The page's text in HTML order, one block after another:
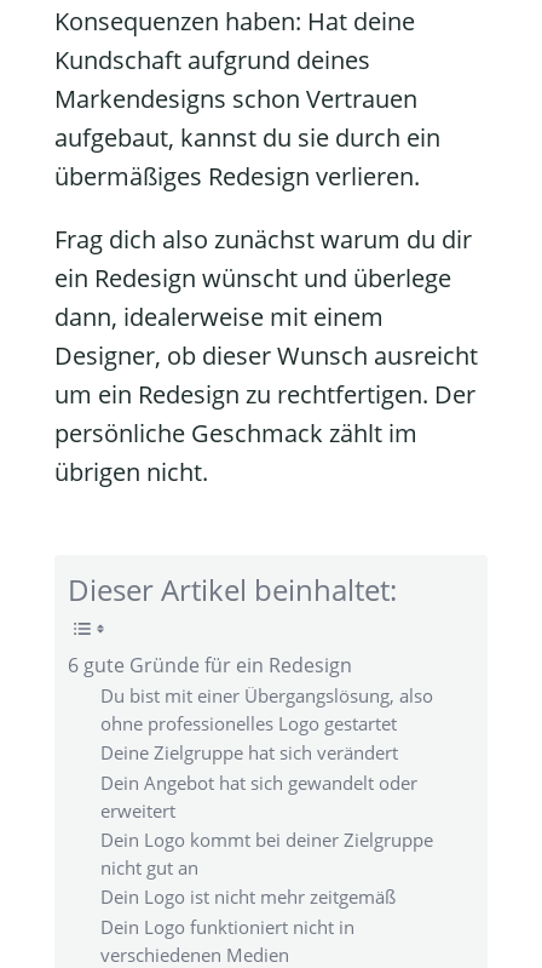
Konsequenzen haben: Hat deine
Kundschaft aufgrund deines
Markendesigns schon Vertrauen
aufgebaut, kannst du sie durch ein
übermäßiges Redesign verlieren.
Frag dich also zunächst warum du dir
ein Redesign wünscht und überlege
dann, idealerweise mit einem
Designer, ob dieser Wunsch ausreicht
um ein Redesign zu rechtfertigen. Der
persönliche Geschmack zählt im
übrigen nicht.
Dieser Artikel beinhaltet:
6 gute Gründe für ein Redesign
Du bist mit einer Übergangslösung, also
ohne professionelles Logo gestartet
Deine Zielgruppe hat sich verändert
Dein Angebot hat sich gewandelt oder
erweitert
Dein Logo kommt bei deiner Zielgruppe
nicht gut an
Dein Logo ist nicht mehr zeitgemäß
Dein Logo funktioniert nicht in
verschiedenen Medien